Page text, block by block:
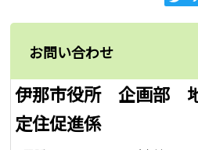
お問い合わせ
伊那市役所 企画部
定住促進係